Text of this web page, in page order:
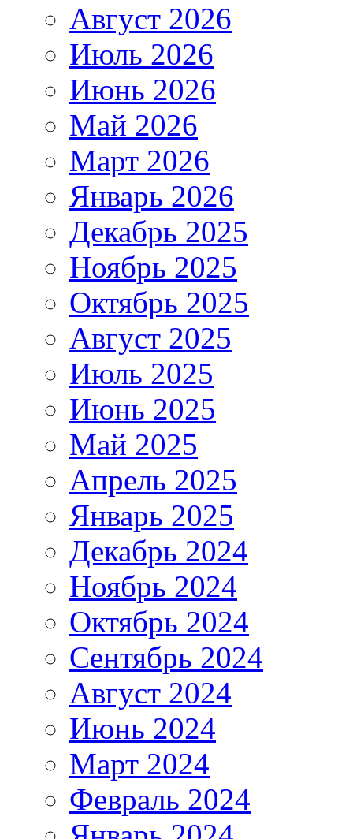
Август 2026
Июль 2026
Июнь 2026
Май 2026
Март 2026
Январь 2026
Декабрь 2025
Ноябрь 2025
Октябрь 2025
Август 2025
Июль 2025
Июнь 2025
Май 2025
Апрель 2025
Январь 2025
Декабрь 2024
Ноябрь 2024
Октябрь 2024
Сентябрь 2024
Август 2024
Июнь 2024
Март 2024
Февраль 2024